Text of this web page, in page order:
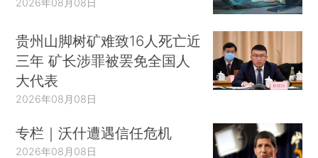
2026年08月08日
贵州山脚树矿难致16人死亡近
三年 矿长涉罪被罢免全国人
大代表
2026年08月08日
专栏｜沃什遭遇信任危机
2026年08月08日